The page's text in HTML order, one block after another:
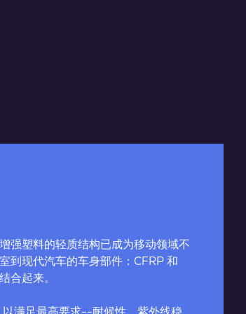
强塑料的轻质结构已成为移动领域不
到现代汽车的车身部件：CFRP 和
合起来。